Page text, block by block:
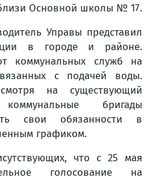
Основной школы № 17.
Управы представил
в городе и районе.
коммунальных служб на
с подачей воды.
на существующий
бригады
свои обязанности в
графиком.
что с 25 мая
голосование на